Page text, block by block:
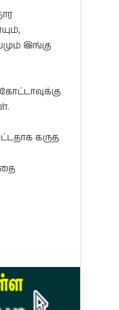
இங்கு
கருத